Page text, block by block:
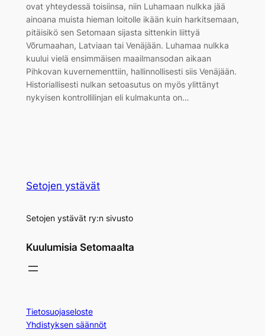
ovat yhteydessä toisiinsa, niin Luhamaan nulkka jää
ainoana muista hieman loitolle ikään kuin harkitsemaan,
pitäisikö sen Setomaan sijasta sittenkin liittyä
Võrumaahan, Latviaan tai Venäjään. Luhamaa nulkka
kuului vielä ensimmäisen maailmansodan aikaan
Pihkovan kuvernementtiin, hallinnollisesti siis Venäjään.
Historiallisesti nulkan setoasutus on myös ylittänyt
nykyisen kontrollilinjan eli kulmakunta on…
Setojen ystävät
Setojen ystävät ry:n sivusto
Kuulumisia Setomaalta
Tietosuojaseloste
Yhdistyksen säännöt